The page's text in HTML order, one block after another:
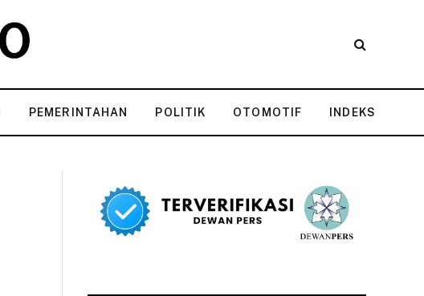
PEMERINTAHAN POLITIK OTOMOTIF INDEKS